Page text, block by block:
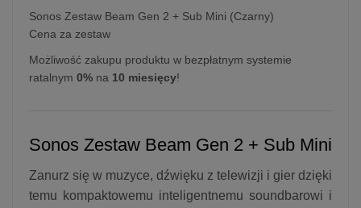
Sonos Zestaw Beam Gen 2 + Sub Mini (Czarny)
Cena za zestaw
Możliwość zakupu produktu w bezpłatnym systemie
ratalnym 0% na 10 miesięcy!
Sonos Zestaw Beam Gen 2 + Sub Mini
Zanurz się w muzyce, dźwięku z telewizji i gier dzięki
temu kompaktowemu inteligentnemu soundbarowi i